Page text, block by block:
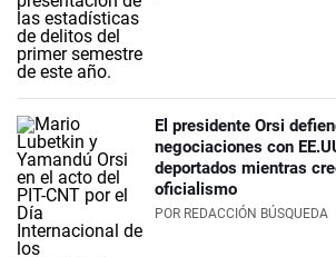
El presidente Orsi
negociaciones con
deportados mientras
oficialismo
POR REDACCIÓN BÚSQUEDA